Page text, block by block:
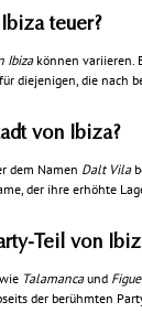
teuer?
Ibiza können variieren.
diejenigen, die nach
von Ibiza?
dem Namen Dalt Vila
der ihre erhöhte
Teil von
Talamancaund
der berühmten